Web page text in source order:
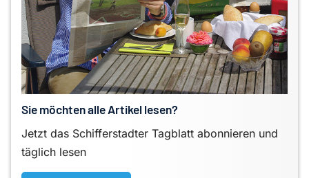
Sie möchten alle Artikel lesen?
Jetzt das Schifferstadter Tagblatt abonnieren und
täglich lesen